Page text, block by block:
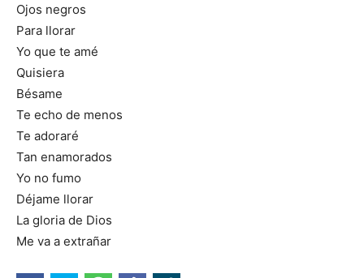
Ojos negros
Para llorar
Yo que te amé
Quisiera
Bésame
Te echo de menos
Te adoraré
Tan enamorados
Yo no fumo
Déjame llorar
La gloria de Dios
Me va a extrañar